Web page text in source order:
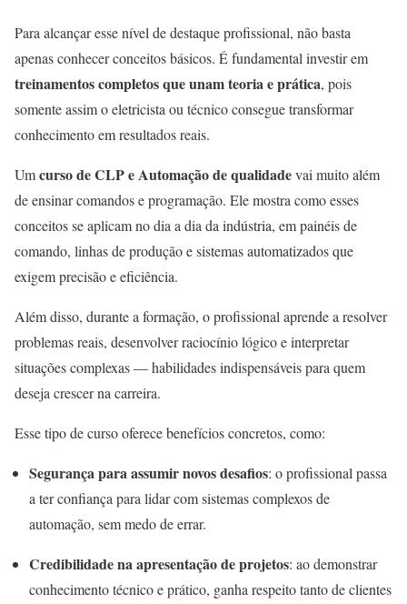
Para alcançar esse nível de destaque profissional, não basta
apenas conhecer conceitos básicos. É fundamental investir em
treinamentos completos que unam teoria e prática, pois
somente assim o eletricista ou técnico consegue transformar
conhecimento em resultados reais.
Umcurso de CLP e Automação de qualidadevai muito além
de ensinar comandos e programação. Ele mostra como esses
conceitos se aplicam no dia a dia da indústria, em painéis de
comando, linhas de produção e sistemas automatizados que
exigem precisão e eficiência.
Além disso, durante a formação, o profissional aprende a resolver
problemas reais, desenvolver raciocínio lógico e interpretar
situações complexas — habilidades indispensáveis para quem
deseja crescer na carreira.
Esse tipo de curso oferece benefícios concretos, como:
Segurança para assumir novos desafios: o profissional passa
a ter confiança para lidar com sistemas complexos de
automação, sem medo de errar.
Credibilidade na apresentação de projetos: ao demonstrar
conhecimento técnico e prático, ganha respeito tanto de clientes